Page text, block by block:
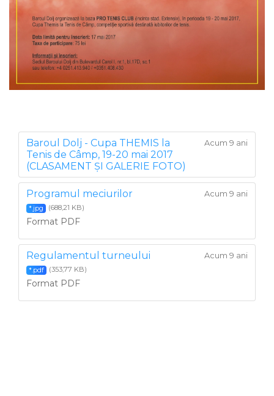
Baroul Dolj - Cupa THEMIS la
Tenis de Câmp, 19-20 mai 2017
(CLASAMENT ȘI GALERIE FOTO)
Acum 9 ani
Programul meciurilor Acum 9 ani
*.jpg (688,21 KB)
Format PDF
Regulamentul turneului Acum 9 ani
*.pdf (353,77 KB)
Format PDF